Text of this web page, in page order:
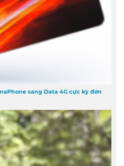
sang Data 4G cực kỳ đơn